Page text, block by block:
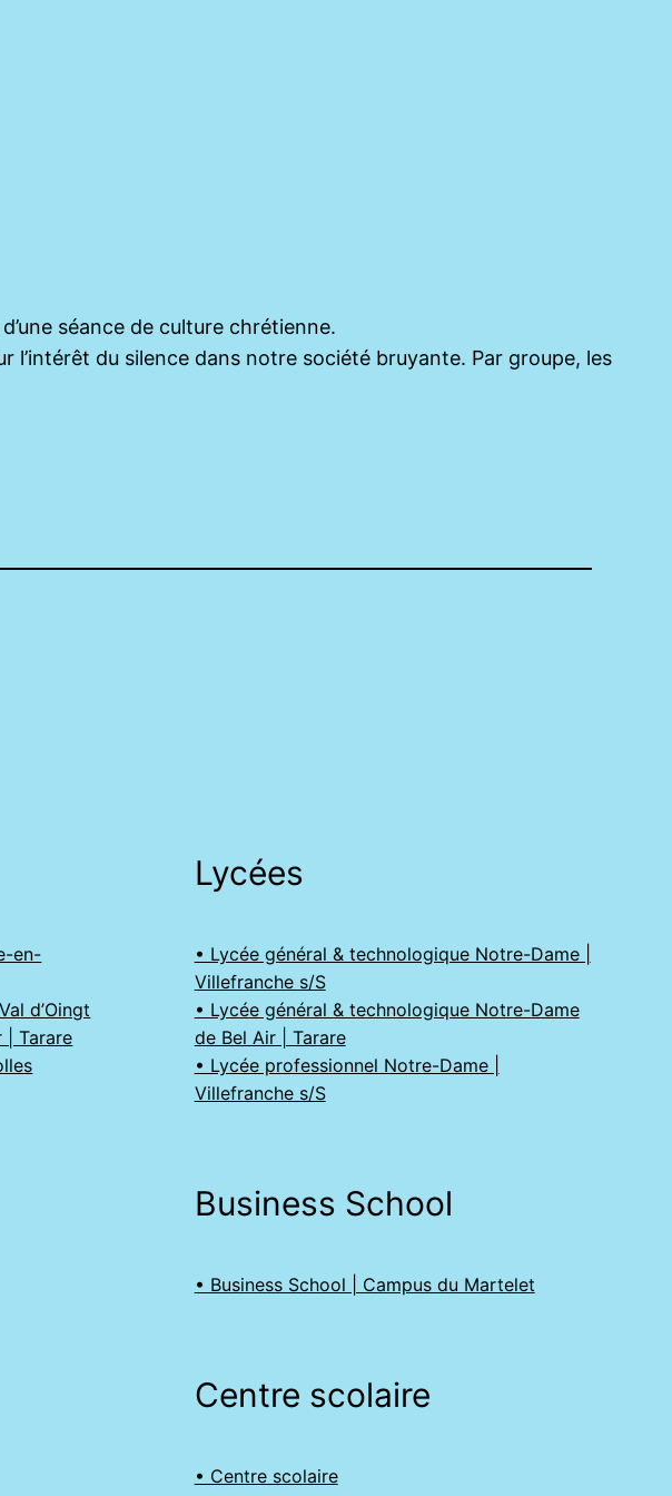
séance de culture chrétienne.
du silence dans notre société bruyante. Par groupe, les
en-
d’Oingt
| Tarare
Lycées
• Lycée général & technologique Notre-Dame |
Villefranche s/S
• Lycée général & technologique Notre-Dame
de Bel Air | Tarare
• Lycée professionnel Notre-Dame |
Villefranche s/S
Business School
• Business School | Campus du Martelet
Centre scolaire
• Centre scolaire